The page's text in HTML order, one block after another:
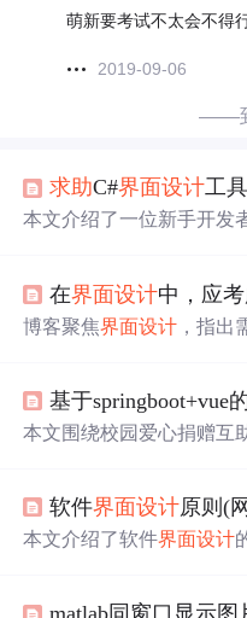
萌新要考试不太会不得
2019-09-06
——
求助C#界面设计工具
本文介绍了一位新手开发
在界面设计中，应
博客聚焦界面设计 ，指出
本文围绕校园爱心捐赠互
实现，如主页、注册、购
内容。
软件界面设计原则(
本文介绍了软件界面设计